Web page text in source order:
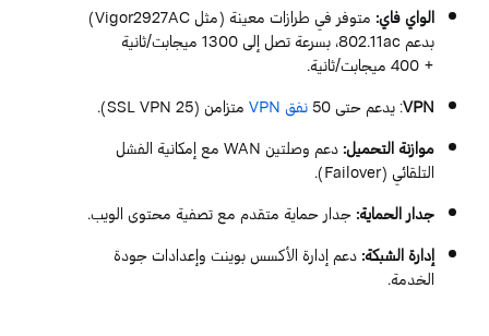
الوايفاي: متوفر في طرازات معينة (مثلVigor2927AC
)
بدعم802.11ac، بسرعة تصل إلى1300ميجابت/ثانية
+
400ميجابت/ثانية.
VPN: يدعم حتى50نفقVPNمتزامن (25
SSL VPN).
موازنة التحميل:دعم وصلتينWANمع إمكانية الفشل
التلقائي (Failover
).
جدار الحماية:جدار حماية متقدم مع تصفية محتوى الويب.
إدارة الشبكة:دعم إدارة الأكسس بوينت وإعدادات جودة
الخدمة.